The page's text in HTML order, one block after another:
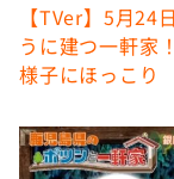
DAIGOも台
本日はダイ
教えて！ニ
【TVer】5月
うに建つ一軒家
様子にほっこり